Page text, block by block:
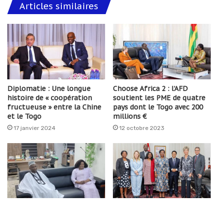
Articles similaires
Diplomatie : Une longue
histoire de « coopération
fructueuse » entre la Chine
et le Togo
17 janvier 2024
Choose Africa 2 : l’AFD
soutient les PME de quatre
pays dont le Togo avec 200
millions €
12 octobre 2023